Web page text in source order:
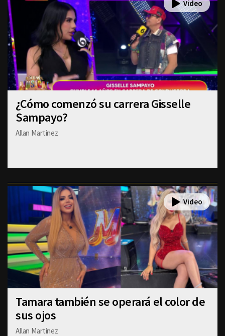
¿Cómo comenzó su carrera Gisselle
Sampayo?
Allan Martinez
Tamara también se operará el color de
sus ojos
Allan Martinez